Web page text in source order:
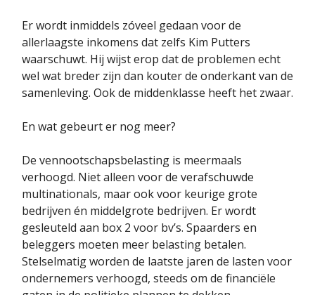
Er wordt inmiddels zóveel gedaan voor de
allerlaagste inkomens dat zelfs Kim Putters
waarschuwt. Hij wijst erop dat de problemen echt
wel wat breder zijn dan kouter de onderkant van de
samenleving. Ook de middenklasse heeft het zwaar.
En wat gebeurt er nog meer?
De vennootschapsbelasting is meermaals
verhoogd. Niet alleen voor de verafschuwde
multinationals, maar ook voor keurige grote
bedrijven én middelgrote bedrijven. Er wordt
gesleuteld aan box 2 voor bv’s. Spaarders en
beleggers moeten meer belasting betalen.
Stelselmatig worden de laatste jaren de lasten voor
ondernemers verhoogd, steeds om de financiële